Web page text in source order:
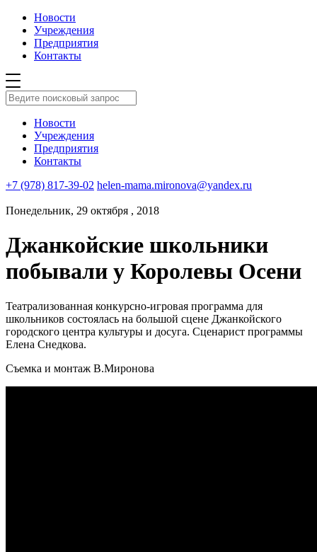
Новости
Учреждения
Предприятия
Контакты
Новости
Учреждения
Предприятия
Контакты
+7 (978) 817-39-02 helen-mama.mironova@yandex.ru
Понедельник, 29 октября , 2018
Джанкойские школьники
побывали у Королевы Осени
Театрализованная конкурсно-игровая программа для
школьников состоялась на большой сцене Джанкойского
городского центра культуры и досуга. Сценарист программы
Елена Снедкова.
Съемка и монтаж В.Миронова